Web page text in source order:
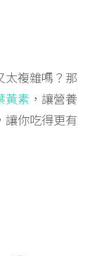
太複雜嗎？那
黃素 ，讓營養
讓你吃得更有